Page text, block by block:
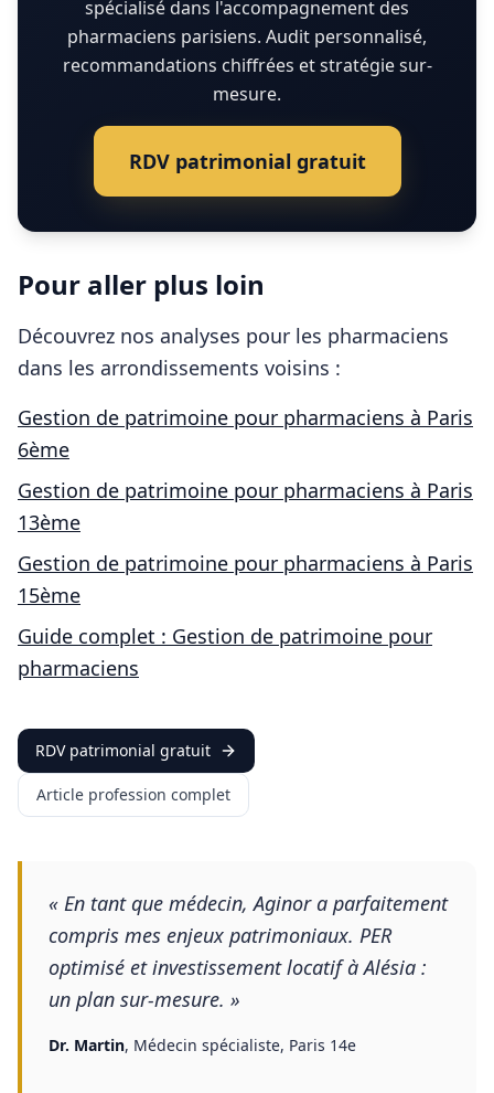
spécialisé dans l'accompagnement des
pharmaciens parisiens. Audit personnalisé,
recommandations chiffrées et stratégie sur-
mesure.
RDV patrimonial gratuit
Pour aller plus loin
Découvrez nos analyses pour les pharmaciens
dans les arrondissements voisins :
Gestion de patrimoine pour pharmaciens à Paris
6ème
Gestion de patrimoine pour pharmaciens à Paris
13ème
Gestion de patrimoine pour pharmaciens à Paris
15ème
Guide complet : Gestion de patrimoine pour
pharmaciens
RDV patrimonial gratuit
Article profession complet
« En tant que médecin, Aginor a parfaitement
compris mes enjeux patrimoniaux. PER
optimisé et investissement locatif à Alésia :
un plan sur-mesure. »
Dr. Martin, Médecin spécialiste, Paris 14e